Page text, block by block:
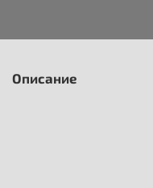
Описание